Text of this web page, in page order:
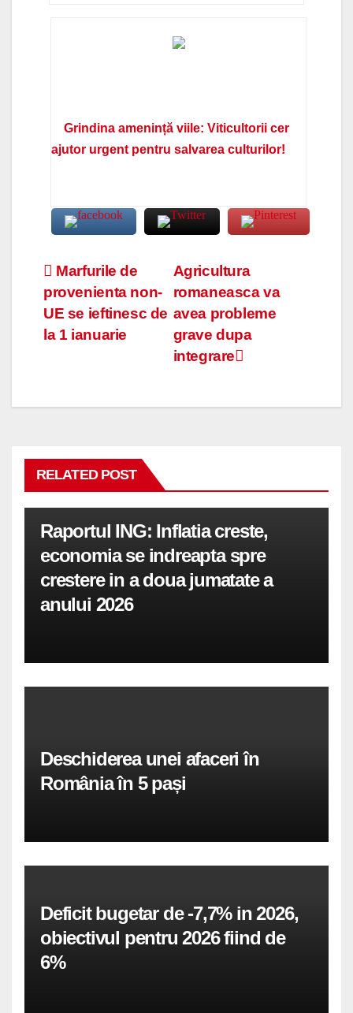
Grindina amenință viile: Viticultorii cer
ajutor urgent pentru salvarea culturilor!
Navigare
în
articole
Agricultura
romaneasca va
avea probleme
grave dupa
integrare
Marfurile de
provenienta non-
UE se ieftinesc de
la 1 ianuarie
RELATED POST
Raportul ING: Inflatia creste,
economia se indreapta spre
crestere in a doua jumatate a
anului 2026
Deschiderea unei afaceri în
România în 5 pași
Deficit bugetar de -7,7% in 2026,
obiectivul pentru 2026 fiind de
6%